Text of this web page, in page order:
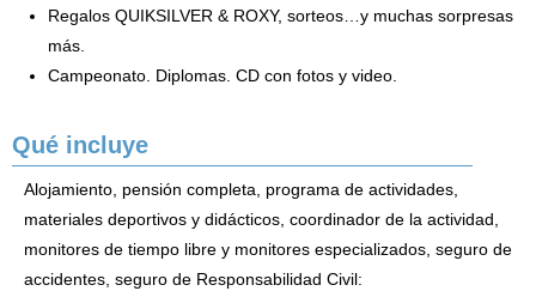
Regalos QUIKSILVER & ROXY, sorteos…y muchas sorpresas
más.
Campeonato. Diplomas. CD con fotos y video.
Qué incluye
Alojamiento, pensión completa, programa de actividades,
materiales deportivos y didácticos, coordinador de la actividad,
monitores de tiempo libre y monitores especializados, seguro de
accidentes, seguro de Responsabilidad Civil: